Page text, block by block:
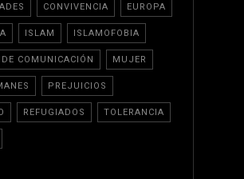
CONVIVENCIA EUROPA
ISLAM ISLAMOFOBIA
COMUNICACIÓN MUJER
PREJUICIOS
REFUGIADOS TOLERANCIA